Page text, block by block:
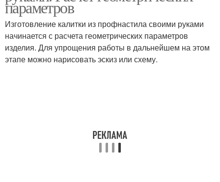
параметров
Изготовление калитки из профнастила своими руками
начинается с расчета геометрических параметров
изделия. Для упрощения работы в дальнейшем на этом
этапе можно нарисовать эскиз или схему.